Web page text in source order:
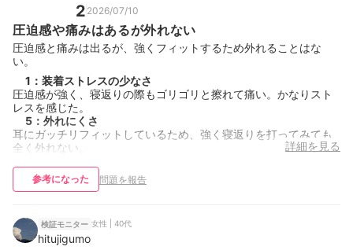
2 2026/07/10
圧迫感や痛みはあるが外れない
圧迫感と痛みは出るが、強くフィットするため外れることはな
い。
1 ： 装着ストレスの少なさ
圧迫感が強く、寝返りの際もゴリゴリと擦れて痛い。かなりスト
レスを感じた。
5 ： 外れにくさ
耳にガッチリフィットしているため、強く寝返りを打ってみても
全く外れない。
詳細を見る
参考になった 問題を報告
検証モニター 女性 | 40代
hitujigumo